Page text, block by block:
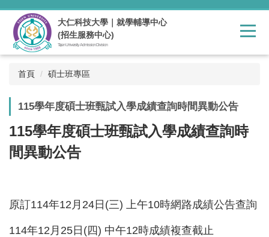
跳
主
要
內
大仁科技大學｜就學輔導中心
(招生服務中心)
Tajen University Admission Division
首頁 碩士班專區
115學年度碩士班甄試入學成績查詢時間異動公告
115學年度碩士班甄試入學成績查詢時
間異動公告
原訂114年12月24日(三) 上午10時網路成績公告查詢
114年12月25日(四) 中午12時成績複查截止